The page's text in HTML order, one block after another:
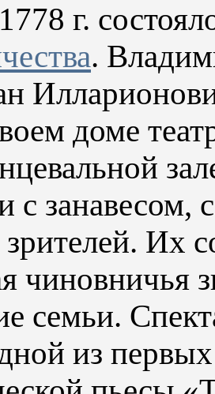
г.
.
доме
с занавесом,
зрителей. Их
чиновничья
семьи.
из